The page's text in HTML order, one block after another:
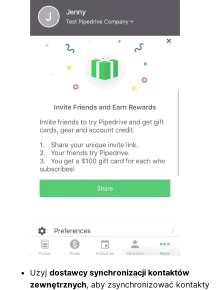
Użyj dostawcy synchronizacji kontaktów
zewnętrznych, aby zsynchronizować kontakty